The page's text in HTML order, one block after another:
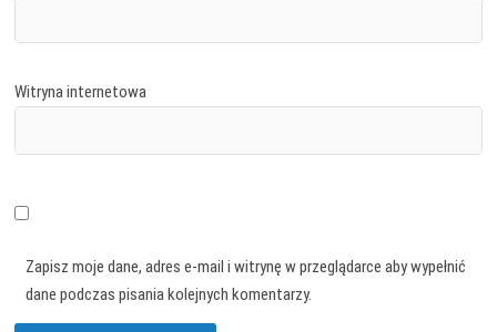
Witryna internetowa
Zapisz moje dane, adres e-mail i witrynę w przeglądarce aby wypełnić
dane podczas pisania kolejnych komentarzy.